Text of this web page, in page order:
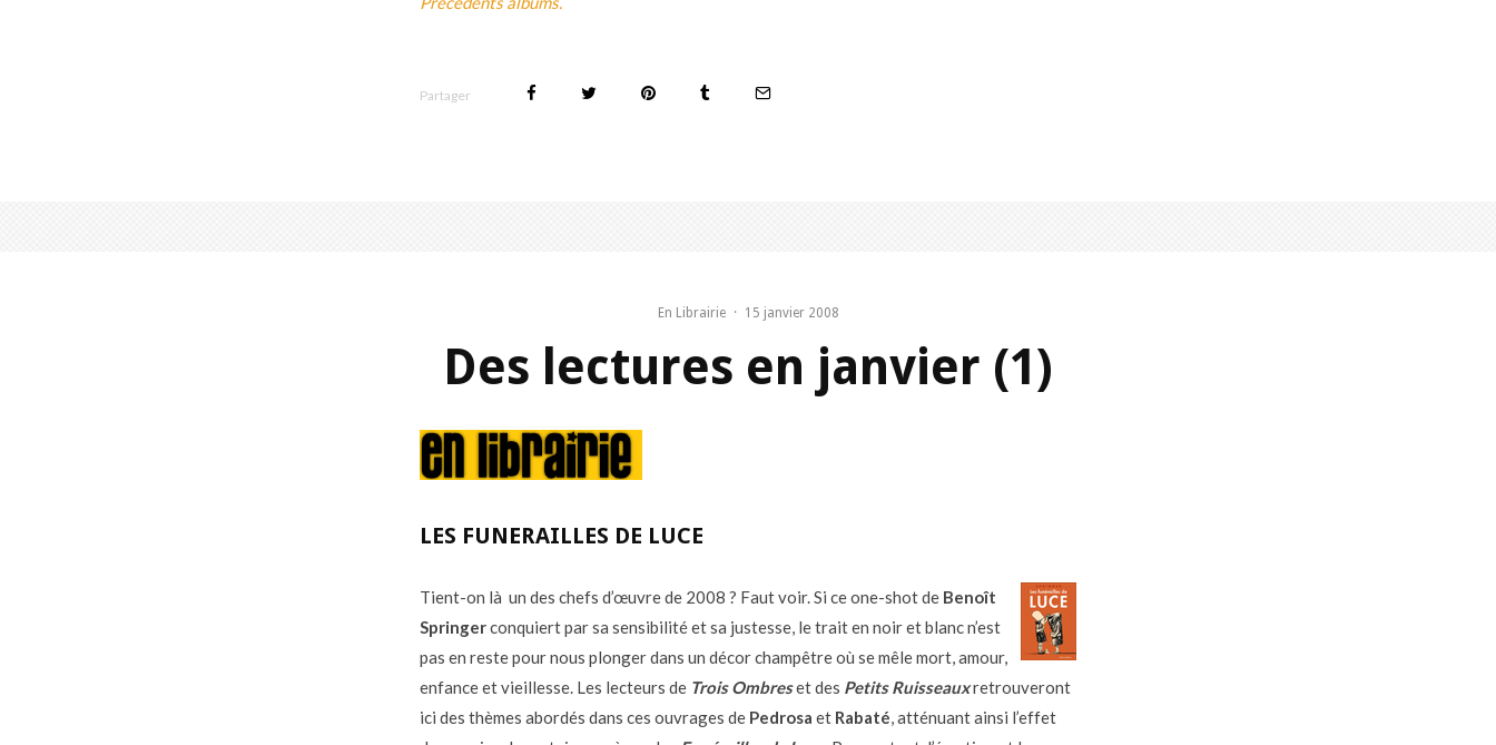
Partager
En Librairie · 15 janvier 2008
Des lectures en janvier (1)
LES FUNERAILLES DE LUCE
Tient-on là un des chefs d’œuvre de 2008 ? Faut voir. Si ce one-shot de Benoît
Springerconquiert par sa sensibilité et sa justesse, le trait en noir et blanc n’est
pas en reste pour nous plonger dans un décor champêtre où se mêle mort, amour,
enfance et vieillesse. Les lecteurs de Trois Ombreset des Petits Ruisseauxretrouveront
ici des thèmes abordés dans ces ouvrages de Pedrosa et Rabaté, atténuant ainsi l’effet